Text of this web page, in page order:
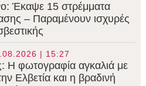
Έκαψε 15 στρέμματα
– Παραμένουν ισχυρές
| 15:27
Η φωτογραφία αγκαλιά με
Ελβετία και η βραδινή